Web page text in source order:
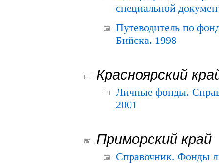
специальной
Путеводитель по
Бийска. 1998
Красноярский
Личные фонды.
2001
Приморский край
Справочник. Фонды